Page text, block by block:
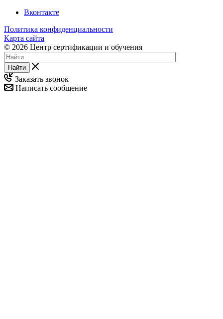
Вконтакте
Политика конфиденциальности
Карта сайта
© 2026 Центр сертификации и обучения
Найти
Заказать звонок
Написать сообщение